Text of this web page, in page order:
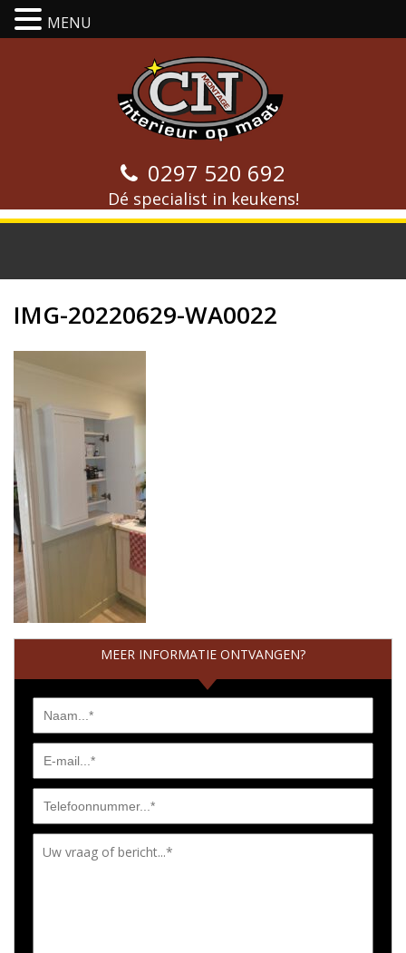
0297 520 692
Dé specialist in keukens!
IMG-20220629-WA0022
MEER INFORMATIE ONTVANGEN?
MENU